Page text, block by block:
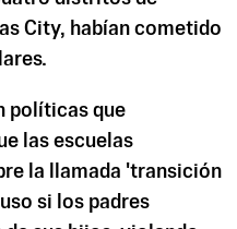
City, habían cometido
políticas que
las escuelas
la llamada 'transición
si los padres